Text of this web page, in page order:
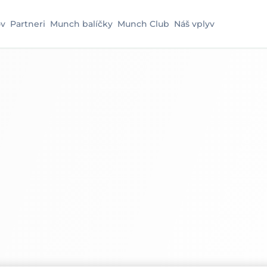
Partneri Munch balíčky Munch Club Náš vplyv